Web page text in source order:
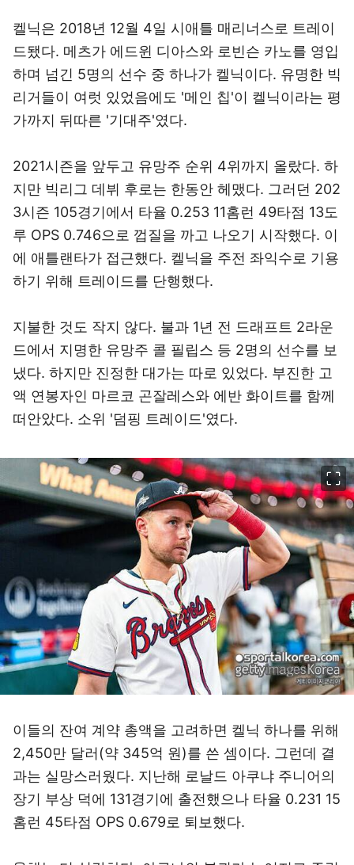
켈닉은 2018년 12월 4일 시애틀 매리너스로 트레이
드됐다. 메츠가 에드윈 디아스와 로빈슨 카노를 영입
하며 넘긴 5명의 선수 중 하나가 켈닉이다. 유명한 빅
리거들이 여럿 있었음에도 '메인 칩'이 켈닉이라는 평
가까지 뒤따른 '기대주'였다.
2021시즌을 앞두고 유망주 순위 4위까지 올랐다. 하
지만 빅리그 데뷔 후로는 한동안 헤맸다. 그러던 202
3시즌 105경기에서 타율 0.253 11홈런 49타점 13도
루 OPS 0.746으로 껍질을 까고 나오기 시작했다. 이
에 애틀랜타가 접근했다. 켈닉을 주전 좌익수로 기용
하기 위해 트레이드를 단행했다.
지불한 것도 작지 않다. 불과 1년 전 드래프트 2라운
드에서 지명한 유망주 콜 필립스 등 2명의 선수를 보
냈다. 하지만 진정한 대가는 따로 있었다. 부진한 고
액 연봉자인 마르코 곤잘레스와 에반 화이트를 함께
떠안았다. 소위 '덤핑 트레이드'였다.
이들의 잔여 계약 총액을 고려하면 켈닉 하나를 위해
2,450만 달러(약 345억 원)를 쓴 셈이다. 그런데 결
과는 실망스러웠다. 지난해 로날드 아쿠냐 주니어의
장기 부상 덕에 131경기에 출전했으나 타율 0.231 15
홈런 45타점 OPS 0.679로 퇴보했다.